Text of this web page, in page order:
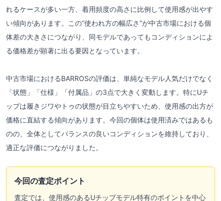
れるケースが多い一方、着用頻度の高さに比例して使用感が出やす
い傾向があります。この“使われ方の幅広さ”が中古市場における個
体差の大きさにつながり、同モデルであってもコンディションによ
る価格差が顕著に出る要因となっています。
中古市場におけるBARROSの評価は、単純なモデル人気だけでなく
「状態」「仕様」「付属品」の3点で大きく変動します。特にUチ
ップは履きジワやトゥの状態が目立ちやすいため、使用感の出方が
価格に直結する傾向があります。今回の個体は使用済みではあるも
のの、全体としてバランスの良いコンディションを維持しており、
適正な評価につながりました。
今回の査定ポイント
査定では、使用感のあるUチップモデル特有のポイントを中心